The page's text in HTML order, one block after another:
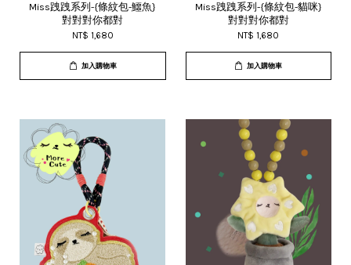
Miss跩跩系列-{條紋包-鱷魚}
對對對你都對
NT$ 1,680
加入購物車
Miss跩跩系列-{條紋包-貓咪}
對對對你都對
NT$ 1,680
加入購物車